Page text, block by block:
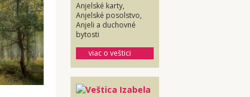
Anjelské karty,
Anjelské posolstvo,
Anjeli a duchovné
bytosti
viac o veštici